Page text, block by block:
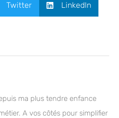
Twitter LinkedIn
ma plus tendre enfance
A vos côtés pour simplifier